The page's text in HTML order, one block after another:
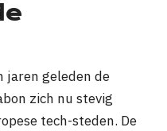
jaren geleden de
zich nu stevig
tech-steden. De